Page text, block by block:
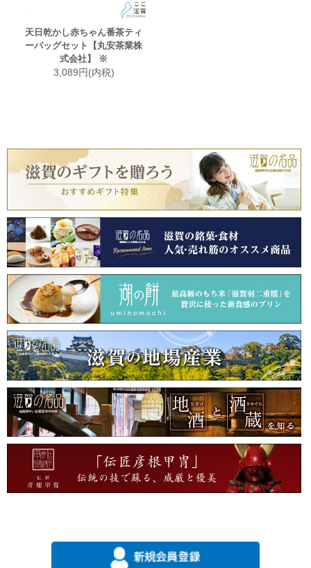
天日乾かし赤ちゃん番茶ティ
ーバッグセット【丸安茶業株
式会社】 ※
3,089円(内税)